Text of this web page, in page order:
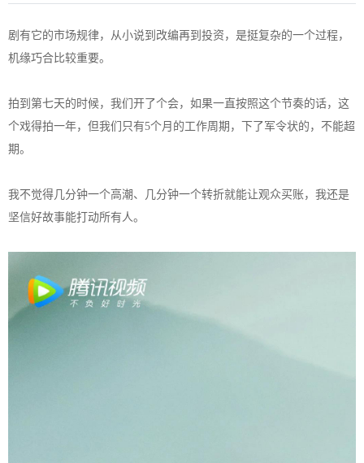
剧有它的市场规律，从小说到改编再到投资，是挺复杂的一个过程，
机缘巧合比较重要。
拍到第七天的时候，我们开了个会，如果一直按照这个节奏的话，这
个戏得拍一年，但我们只有5个月的工作周期，下了军令状的，不能超
期。
我不觉得几分钟一个高潮、几分钟一个转折就能让观众买账，我还是
坚信好故事能打动所有人。